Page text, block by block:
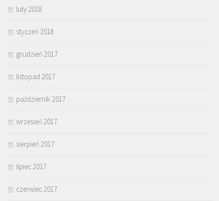
luty 2018
styczeń 2018
grudzień 2017
listopad 2017
październik 2017
wrzesień 2017
sierpień 2017
lipiec 2017
czerwiec 2017